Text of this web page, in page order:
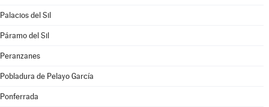
Palacios del Sil
Páramo del Sil
Peranzanes
Pobladura de Pelayo García
Ponferrada